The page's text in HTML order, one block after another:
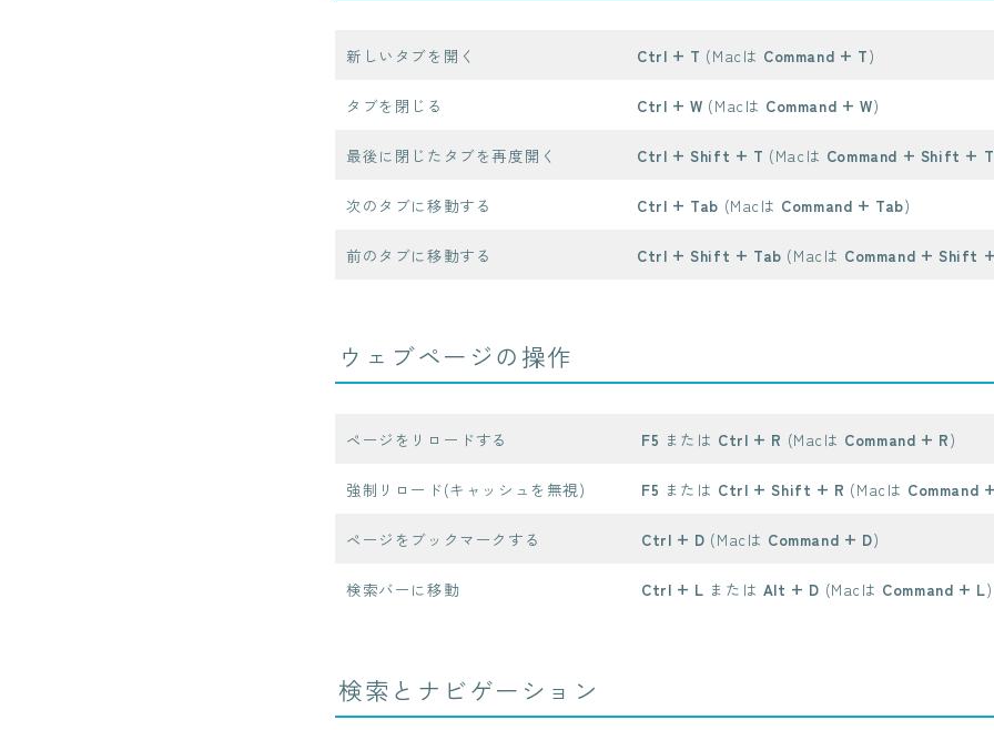
新しいタブを開く Ctrl + T (Macは Command + T)
タブを閉じる Ctrl + W (Macは Command + W)
最後に閉じたタブを再度開く Ctrl + Shift + T (Macは Command + Shift + T
次のタブに移動する Ctrl + Tab (Macは Command + Tab)
前のタブに移動する Ctrl + Shift + Tab (Macは Command + Shift
ウェブページの操作
ページをリロードする F5 または Ctrl + R (Macは Command + R)
強制リロード(キャッシュを無視) F5 または Ctrl + Shift + R (Macは Command
ページをブックマークする Ctrl + D (Macは Command + D)
検索バーに移動 Ctrl + L または Alt + D (Macは Command + L)
検索とナビゲーション